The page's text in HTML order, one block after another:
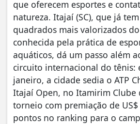
que oferecem esportes e
natureza. Itajaí (SC), que já
quadrados mais valorizados
conhecida pela prática de
aquáticos, dá um passo além
circuito internacional do tênis:
janeiro, a cidade sedia o ATP
Itajaí Open, no Itamirim Clube
torneio com premiação de
pontos no ranking para o